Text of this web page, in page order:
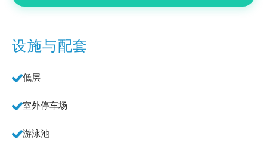
设施与配套
低层
室外停车场
游泳池